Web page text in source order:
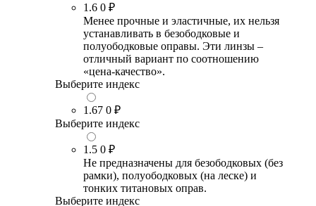
1.6 0 ₽
Менее прочные и эластичные, их нельзя
устанавливать в безободковые и
полуободковые оправы. Эти линзы –
отличный вариант по соотношению
«цена-качество».
Выберите индекс
1.67 0 ₽
Выберите индекс
1.5 0 ₽
Не предназначены для безободковых (без
рамки), полуободковых (на леске) и
тонких титановых оправ.
Выберите индекс